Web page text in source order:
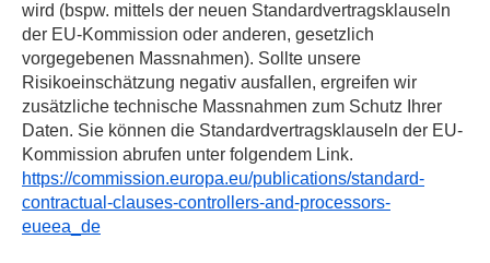
wird (bspw. mittels der neuen Standardvertragsklauseln
der EU-Kommission oder anderen, gesetzlich
vorgegebenen Massnahmen). Sollte unsere
Risikoeinschätzung negativ ausfallen, ergreifen wir
zusätzliche technische Massnahmen zum Schutz Ihrer
Daten. Sie können die Standardvertragsklauseln der EU-
Kommission abrufen unter folgendem Link.
https://commission.europa.eu/publications/standard-
contractual-clauses-controllers-and-processors-
eueea_de